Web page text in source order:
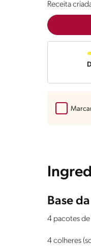
Receita
Base
4 pacotes
4 colheres